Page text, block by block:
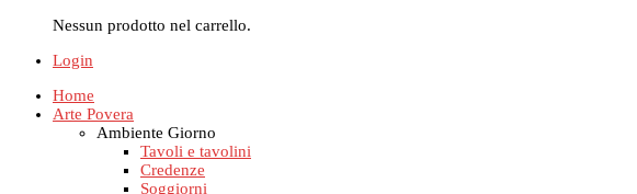
Nessun prodotto nel carrello.
Login
Home
Arte Povera
Ambiente Giorno
Tavoli e tavolini
Credenze
Soggiorni